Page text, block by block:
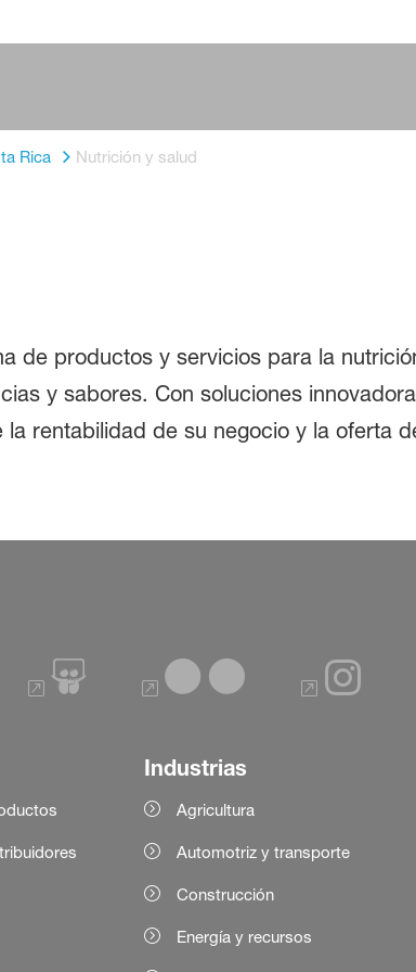
Rica Nutrición y salud
de productos y servicios para la
y sabores. Con soluciones
rentabilidad de su negocio y la oferta
Industrias
Agricultura
Automotriz y transporte
Construcción
Energía y recursos